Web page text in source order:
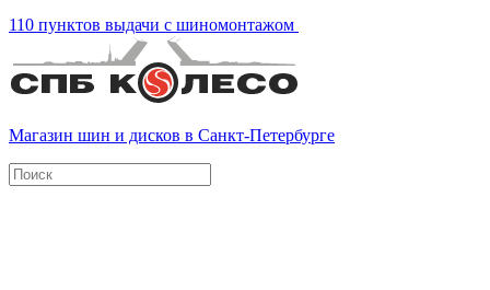
110 пунктов выдачи с шиномонтажом
Магазин шин и дисков в Санкт-Петербурге